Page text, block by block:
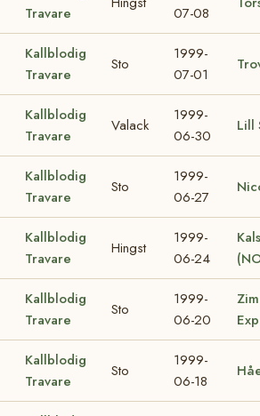
Travare
07-08
Kallblodig
Travare
Sto
1999-
07-01
Kallblodig
Travare
Valack
1999-
06-30
Lill
Kallblodig
Travare
Sto
1999-
06-27
Kallblodig
Travare
Hingst
1999-
06-24
Kallblodig
Travare
Sto
1999-
06-20
Kallblodig
Travare
Sto
1999-
06-18